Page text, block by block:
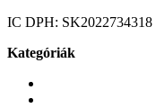
IC DPH: SK2022734318
Kategóriák